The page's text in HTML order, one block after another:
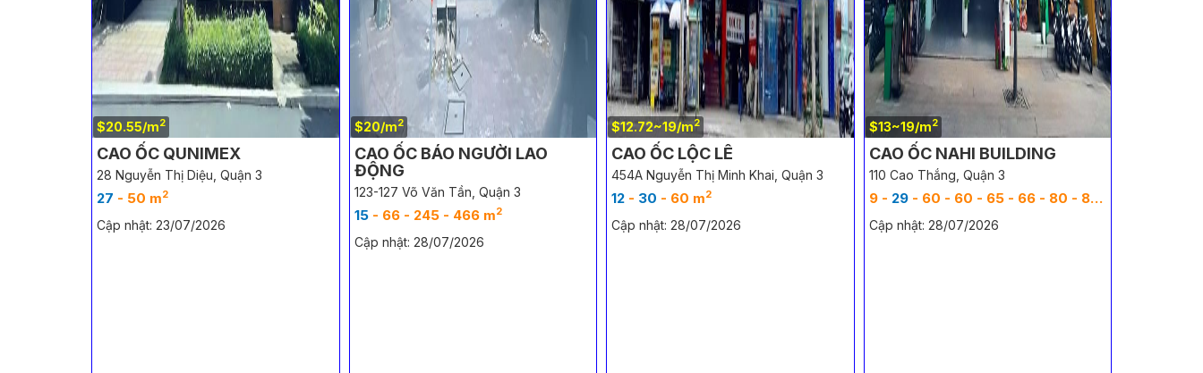
$20.55/m2
CAO ỐC QUNIMEX
28 Nguyễn Thị Diệu, Quận 3
27 - 50 m2
Cập nhật: 23/07/2026
$20/m2
CAO ỐC BÁO NGƯỜI LAO
ĐỘNG
123-127 Võ Văn Tần, Quận 3
15- 66 - 245 - 466 m2
Cập nhật: 28/07/2026
$12.72~19/m2
CAO ỐC LỘC LÊ
454A Nguyễn Thị Minh Khai, Quận 3
12 - 30 - 60 m2
Cập nhật: 28/07/2026
$13~19/m2
CAO ỐC NAHI BUILDING
110 Cao Thắng, Quận 3
9 - 29- 60 - 60 - 65 - 66 - 80 - 83 - 86 - 96 - 119 - 122 - 170 - 183 - 250 - 250 - 300 m
Cập nhật: 28/07/2026